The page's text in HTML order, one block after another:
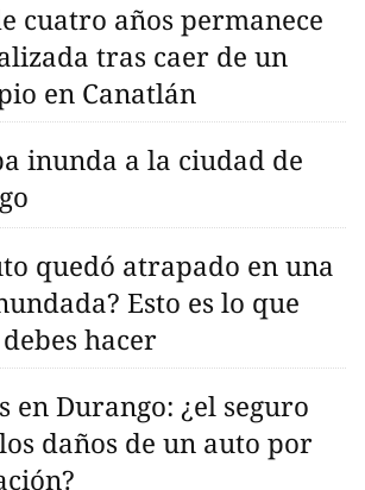
cuatro años permanece
tras caer de un
en Canatlán
inunda a la ciudad de
quedó atrapado en una
Esto es lo que
hacer
en Durango: ¿el seguro
daños de un auto por